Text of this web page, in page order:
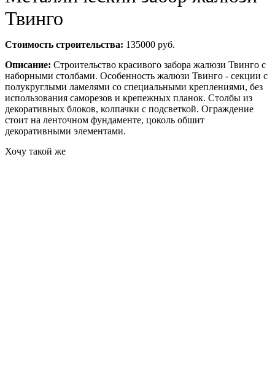
Твинго
Стоимость строительства: 135000 руб.
Описание: Строительство красивого забора жалюзи Твинго с
наборными столбами. Особенность жалюзи Твинго - секции с
полукруглыми ламелями со специальными креплениями, без
использования саморезов и крепежных планок. Столбы из
декоративных блоков, колпачки с подсветкой. Ограждение
стоит на ленточном фундаменте, цоколь обшит
декоративными элементами.
Хочу такой же